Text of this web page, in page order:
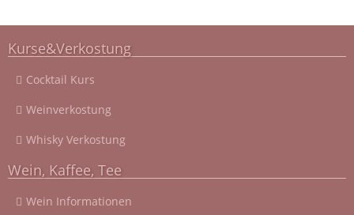
Kurse&Verkostung
Cocktail Kurs
Weinverkostung
Whisky Verkostung
Wein, Kaffee, Tee
Wein Informationen